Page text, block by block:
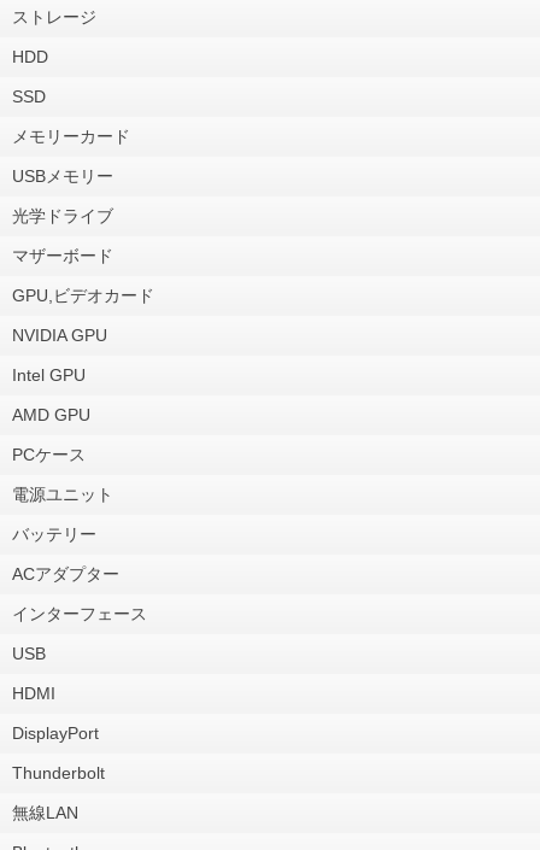
ストレージ
HDD
SSD
メモリーカード
USBメモリー
光学ドライブ
マザーボード
GPU,ビデオカード
NVIDIA GPU
Intel GPU
AMD GPU
PCケース
電源ユニット
バッテリー
ACアダプター
インターフェース
USB
HDMI
DisplayPort
Thunderbolt
無線LAN